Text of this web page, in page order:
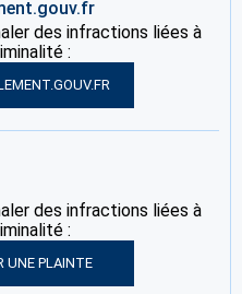
des infractions liées à
:
des infractions liées à
:
UNE PLAINTE